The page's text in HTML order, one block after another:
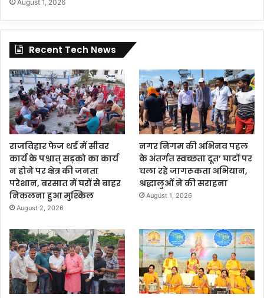
August 1, 2026
Recent Tech News
राजविहार फेज थर्ड में सीवर
कार्य के पश्चात् सड़को का कार्य
न होने पर क्षेत्र की जनता
परेशान, बरसात में घरों से बाहर
निकलना हुआ मुश्किल
August 2, 2026
नगर निगम की अभिनव पहल
के अंतर्गत स्वच्छता दूत’ घाटों पर
चला रहे जागरूकता अभियान,
श्रद्धालुओं ने की सराहना
August 1, 2026